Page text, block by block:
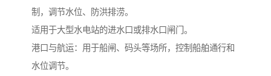
制，调节水位、防洪排涝。
适用于大型水电站的进水口或排水口闸门。
港口与航运：用于船闸、码头等场所，控制船舶通行和
水位调节。